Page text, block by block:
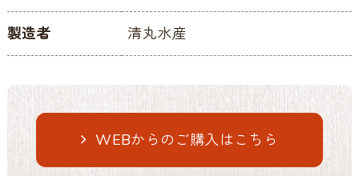
製造者 清丸水産
WEBからのご購入はこちら